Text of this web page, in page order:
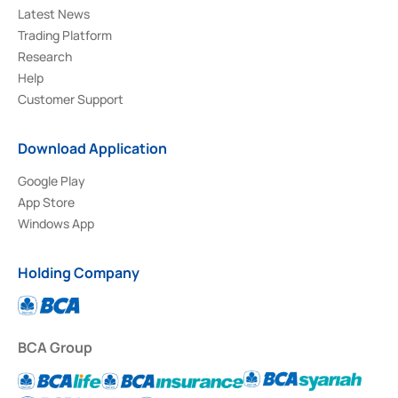
Latest News
Trading Platform
Research
Help
Customer Support
Download Application
Google Play
App Store
Windows App
Holding Company
BCA Group